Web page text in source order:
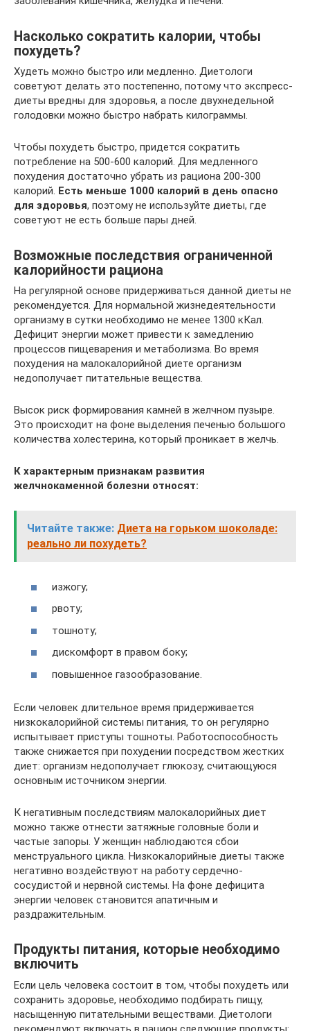
Насколько сократить калории, чтобы
похудеть?
Худеть можно быстро или медленно. Диетологи
советуют делать это постепенно, потому что экспресс-
диеты вредны для здоровья, а после двухнедельной
голодовки можно быстро набрать килограммы.
Чтобы похудеть быстро, придется сократить
потребление на 500-600 калорий. Для медленного
похудения достаточно убрать из рациона 200-300
калорий. Есть меньше 1000 калорий в день опасно
для здоровья, поэтому не используйте диеты, где
советуют не есть больше пары дней.
Возможные последствия ограниченной
калорийности рациона
На регулярной основе придерживаться данной диеты не
рекомендуется. Для нормальной жизнедеятельности
организму в сутки необходимо не менее 1300 кКал.
Дефицит энергии может привести к замедлению
процессов пищеварения и метаболизма. Во время
похудения на малокалорийной диете организм
недополучает питательные вещества.
Высок риск формирования камней в желчном пузыре.
Это происходит на фоне выделения печенью большого
количества холестерина, который проникает в желчь.
К характерным признакам развития
желчнокаменной болезни относят:
Читайте также: Диета на горьком шоколаде:
реально ли похудеть?
изжогу;
рвоту;
тошноту;
дискомфорт в правом боку;
повышенное газообразование.
Если человек длительное время придерживается
низкокалорийной системы питания, то он регулярно
испытывает приступы тошноты. Работоспособность
также снижается при похудении посредством жестких
диет: организм недополучает глюкозу, считающуюся
основным источником энергии.
К негативным последствиям малокалорийных диет
можно также отнести затяжные головные боли и
частые запоры. У женщин наблюдаются сбои
менструального цикла. Низкокалорийные диеты также
негативно воздействуют на работу сердечно-
сосудистой и нервной системы. На фоне дефицита
энергии человек становится апатичным и
раздражительным.
Продукты питания, которые необходимо
включить
Если цель человека состоит в том, чтобы похудеть или
сохранить здоровье, необходимо подбирать пищу,
насыщенную питательными веществами. Диетологи